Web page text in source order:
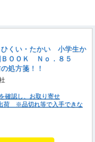
ひくい・たかい 小学生か
ＢＯＯＫ Ｎｏ．８５
処方箋！！
確認し、お取り寄せ
荷 ※品切れ等で入手できな